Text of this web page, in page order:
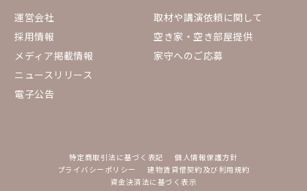
運営会社
採用情報
メディア掲載情報
ニュースリリース
電子公告
取材や講演依頼に関して
空き家・空き部屋提供
家守へのご応募
特定商取引法に基づく表記
個人情報保護方針
プライバシーポリシー
建物賃貸借契約及び利用規約
資金決済法に基づく表示